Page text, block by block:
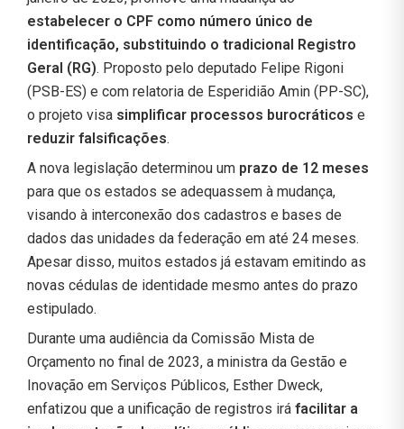
estabelecer o CPF como número único de
identificação, substituindo o tradicional Registro
Geral (RG). Proposto pelo deputado Felipe Rigoni
(PSB-ES) e com relatoria de Esperidião Amin (PP-SC),
o projeto visa simplificar processos burocráticos e
reduzir falsificações.
A nova legislação determinou um prazo de 12 meses
para que os estados se adequassem à mudança,
visando à interconexão dos cadastros e bases de
dados das unidades da federação em até 24 meses.
Apesar disso, muitos estados já estavam emitindo as
novas cédulas de identidade mesmo antes do prazo
estipulado.
Durante uma audiência da Comissão Mista de
Orçamento no final de 2023, a ministra da Gestão e
Inovação em Serviços Públicos, Esther Dweck,
enfatizou que a unificação de registros irá facilitar a